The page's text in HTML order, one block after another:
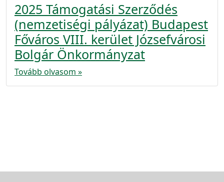
2025 Támogatási Szerződés
(nemzetiségi pályázat) Budapest
Főváros VIII. kerület Józsefvárosi
Bolgár Önkormányzat
Tovább olvasom »